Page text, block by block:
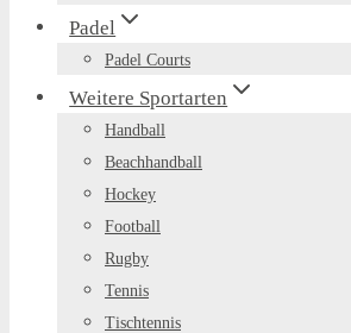
Padel
Padel Courts
Weitere Sportarten
Handball
Beachhandball
Hockey
Football
Rugby
Tennis
Tischtennis